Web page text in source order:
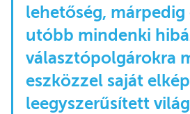
lehetőség,
utóbb mindenki
választópolgárokra
eszközzel saját
leegyszerűsített